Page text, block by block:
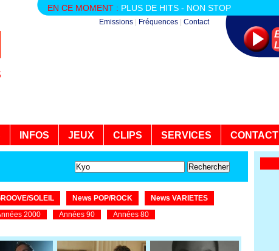
EN CE MOMENT : PLUS DE HITS - NON STOP
Emissions Fréquences Contact
INFOS JEUX CLIPS SERVICES CONTACT
SOLEIL News POP/ROCK
News VARIETES
2000 Années 90 Années 80